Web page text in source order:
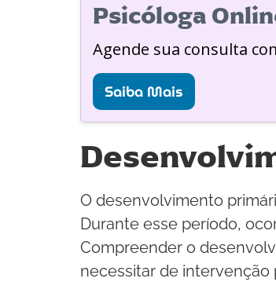
Psicóloga
Agende sua consulta
Saiba Mais
O desenvolvimento
Durante esse período,
Compreender o
necessitar de intervenção